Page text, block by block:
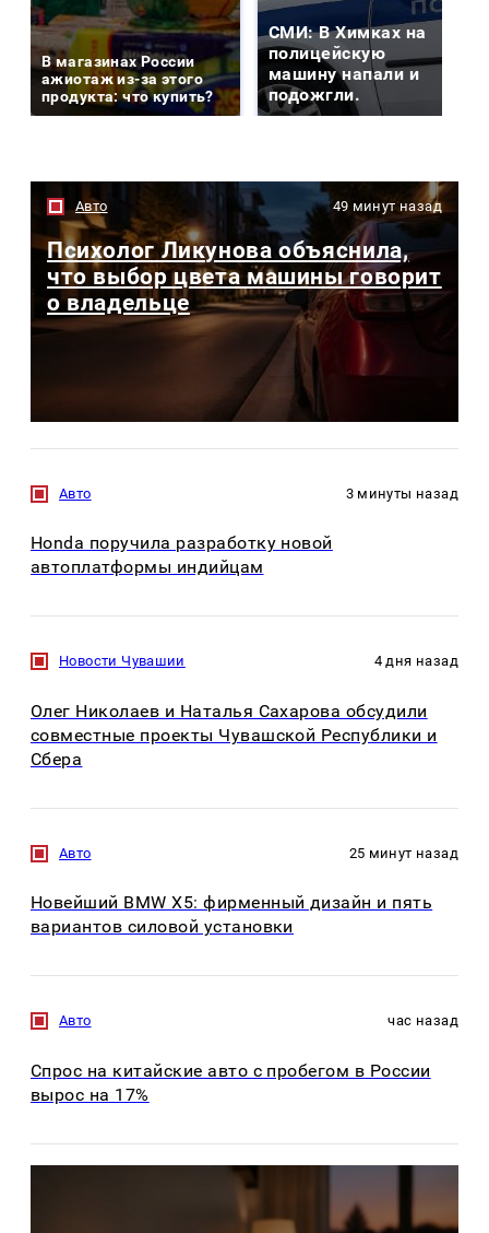
В магазинах России
ажиотаж из-за этого
продукта: что купить?
СМИ: В Химках на
полицейскую
машину напали и
подожгли.
Авто 49 минут назад
Психолог Ликунова объяснила,
что выбор цвета машины говорит
о владельце
Авто 3 минуты назад
Honda поручила разработку новой
автоплатформы индийцам
Новости Чувашии 4 дня назад
Олег Николаев и Наталья Сахарова обсудили
совместные проекты Чувашской Республики и
Сбера
Авто 25 минут назад
Новейший BMW X5: фирменный дизайн и пять
вариантов силовой установки
Авто час назад
Спрос на китайские авто с пробегом в России
вырос на 17%